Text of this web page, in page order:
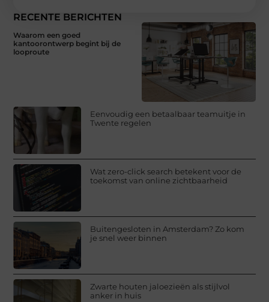
RECENTE BERICHTEN
Waarom een goed
kantoorontwerp begint bij de
looproute
Eenvoudig een betaalbaar teamuitje in
Twente regelen
Wat zero-click search betekent voor de
toekomst van online zichtbaarheid
Buitengesloten in Amsterdam? Zo kom
je snel weer binnen
Zwarte houten jaloezieën als stijlvol
anker in huis